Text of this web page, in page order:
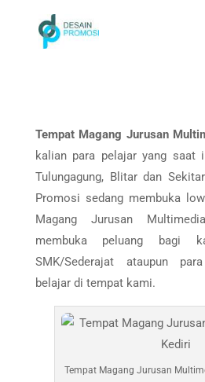
Tempat Magang Jurusan
kalian para pelajar yang saat
Tulungagung, Blitar dan
Promosi sedang membuka
Magang Jurusan
membuka peluang bagi
SMK/Sederajat ataupun
belajar di tempat kami.
Tempat Magang Jurusan